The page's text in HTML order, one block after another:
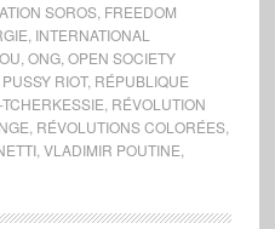
SOROS, FREEDOM
INTERNATIONAL
ONG, OPEN SOCIETY
PUSSY RIOT, RÉPUBLIQUE
RÉVOLUTION
RÉVOLUTIONS COLORÉES,
, VLADIMIR POUTINE